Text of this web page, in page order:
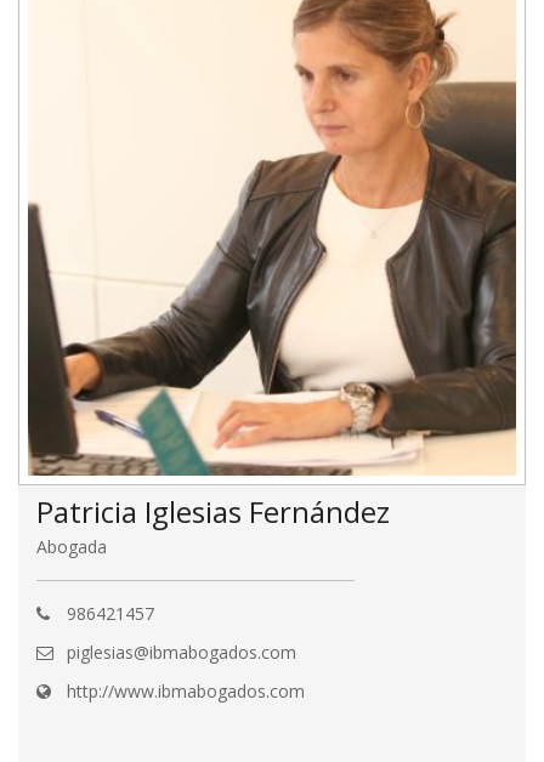
Patricia Iglesias Fernández
Abogada
986421457
piglesias@ibmabogados.com
http://www.ibmabogados.com